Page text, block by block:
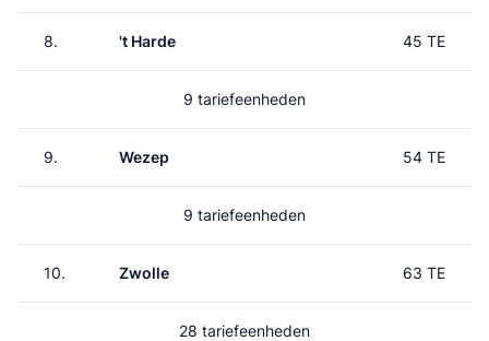
8. 't Harde 45 TE
9 tariefeenheden
9. Wezep 54 TE
9 tariefeenheden
10. Zwolle 63 TE
28 tariefeenheden